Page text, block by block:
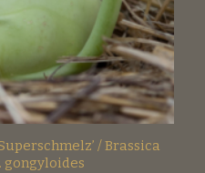
/ Brassica
gongyloides